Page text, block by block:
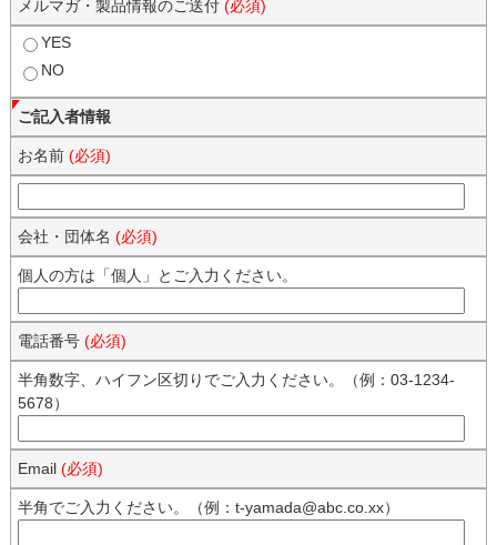
メルマガ・製品情報のご送付 (必須)
YES
NO
ご記入者情報
お名前 (必須)
会社・団体名 (必須)
個人の方は「個人」とご入力ください。
電話番号 (必須)
半角数字、ハイフン区切りでご入力ください。（例：03-1234-
5678）
Email (必須)
半角でご入力ください。（例：t-yamada@abc.co.xx）